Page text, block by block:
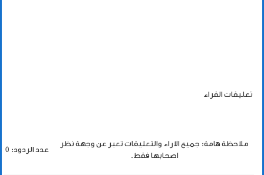
تعليقات القراء
ملاحظة هامة: جميع الاراء والتعليقات تعبر عن وجهة نظر
اصحابها فقط.
عدد الردود: 0